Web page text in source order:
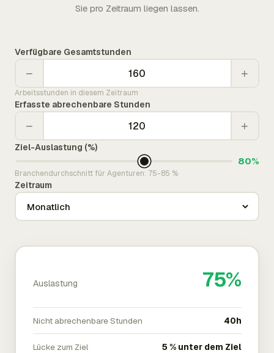
Sie pro Zeitraum liegen lassen.
Verfügbare Gesamtstunden
− +
Arbeitsstunden in diesem Zeitraum
Erfasste abrechenbare Stunden
− +
Ziel-Auslastung (%)
80%
Branchendurchschnitt für Agenturen: 75-85 %
Zeitraum
Auslastung 75%
Nicht abrechenbare Stunden 40h
Lücke zum Ziel 5 % unter dem Ziel